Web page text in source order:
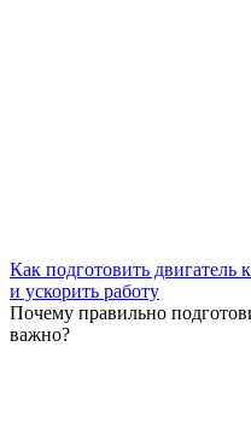
Как подготовить двигатель
и ускорить работу
Почему правильно
важно?